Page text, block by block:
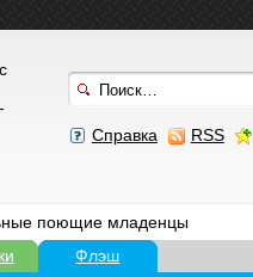
Справка RSS
поющие младенцы
Флэш